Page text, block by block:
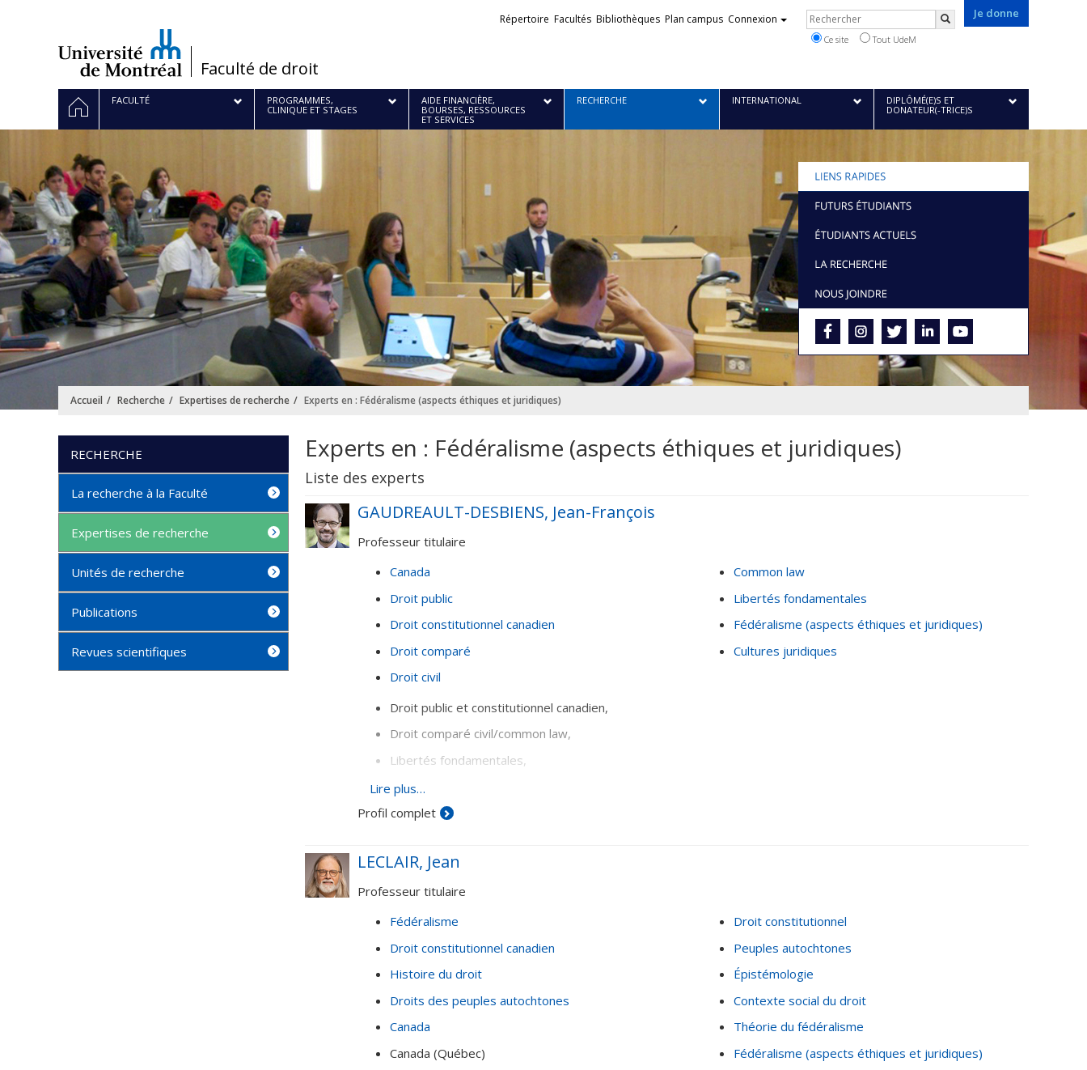
/Faculté de droit
Je donne
Liens
Répertoire Facultés Bibliothèques Plan campus Connexion Rechercher
Ce site Tout UdeM
Navigation
principale
ACCUEILFACULTÉ
PROGRAMMES,
CLINIQUE ET STAGES
AIDE FINANCIÈRE,
BOURSES, RESSOURCES
ET SERVICES
RECHERCHE INTERNATIONAL
DIPLÔMÉ(E)S ET
DONATEUR(-TRICE)S
Accueil Recherche Expertises de recherche Experts en : Fédéralisme (aspects éthiques et juridiques)
Experts en : Fédéralisme (aspects éthiques et juridiques)
Liste des experts
GAUDREAULT-DESBIENS, Jean-François
Professeur titulaire
Canada
Droit public
Droit constitutionnel canadien
Droit comparé
Droit civil
Common law
Libertés fondamentales
Fédéralisme (aspects éthiques et juridiques)
Cultures juridiques
Droit public et constitutionnel canadien,
Droit comparé civil/common law,
Libertés fondamentales,
Théorie juridique du fédéralisme
Lire plus…
Profil complet
LECLAIR, Jean
Professeur titulaire
Fédéralisme
Droit constitutionnel canadien
Histoire du droit
Droits des peuples autochtones
Canada
Canada (Québec)
Droit constitutionnel
Peuples autochtones
Épistémologie
Contexte social du droit
Théorie du fédéralisme
Fédéralisme (aspects éthiques et juridiques)
RECHERCHE
La recherche à la Faculté
Expertises de recherche
Unités de recherche
Publications
Revues scientifiques